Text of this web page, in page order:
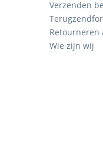
Verzenden
Retourneren
Wie zijn wij